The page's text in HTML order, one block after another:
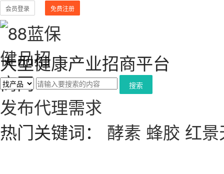
会员登录 免费注册
大型健康产业招商平台
搜索
发布代理需求
热门关键词： 酵素 蜂胶 红景